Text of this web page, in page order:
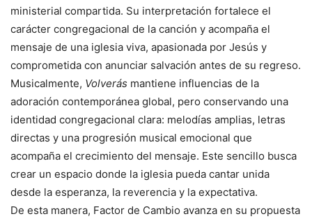
ministerial compartida. Su interpretación fortalece el
carácter congregacional de la canción y acompaña el
mensaje de una iglesia viva, apasionada por Jesús y
comprometida con anunciar salvación antes de su regreso.
Musicalmente, Volverás mantiene influencias de la
adoración contemporánea global, pero conservando una
identidad congregacional clara: melodías amplias, letras
directas y una progresión musical emocional que
acompaña el crecimiento del mensaje. Este sencillo busca
crear un espacio donde la iglesia pueda cantar unida
desde la esperanza, la reverencia y la expectativa.
De esta manera, Factor de Cambio avanza en su propuesta